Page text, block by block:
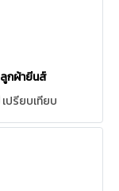
ลูกผ้ายีนส์
เปรียบเทียบ